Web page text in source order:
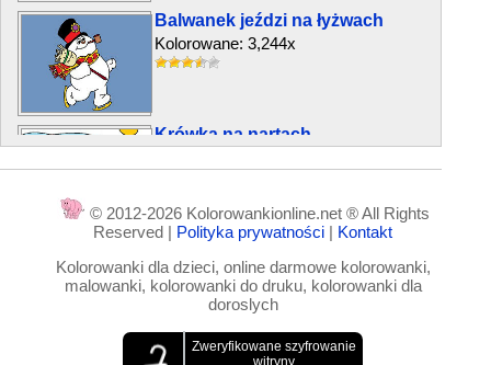
Balwanek jeździ na łyżwach
Kolorowane: 3,244x
Krówka na nartach
Kolorowane: 4,149x
© 2012-2026 Kolorowankionline.net ® All Rights
Reserved | Polityka prywatności | Kontakt
Kolorowanki dla dzieci, online darmowe kolorowanki,
malowanki, kolorowanki do druku, kolorowanki dla
doroslych